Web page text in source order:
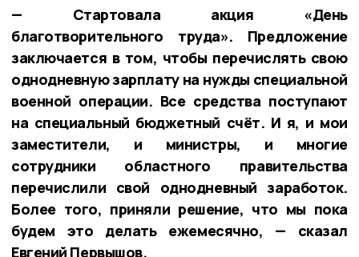
— Стартовала акция «День
благотворительного труда». Предложение
заключается в том, чтобы перечислять свою
однодневную зарплату на нужды специальной
военной операции. Все средства поступают
на специальный бюджетный счёт. И я, и мои
заместители, и министры, и многие
сотрудники областного правительства
перечислили свой однодневный заработок.
Более того, приняли решение, что мы пока
будем это делать ежемесячно, — сказал
Евгений Первышов.